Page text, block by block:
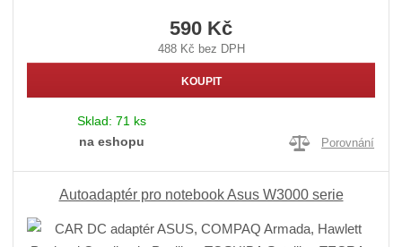
590 Kč
488 Kč bez DPH
KOUPIT
Sklad: 71 ks
na eshopu
Porovnání
Autoadaptér pro notebook Asus W3000 serie